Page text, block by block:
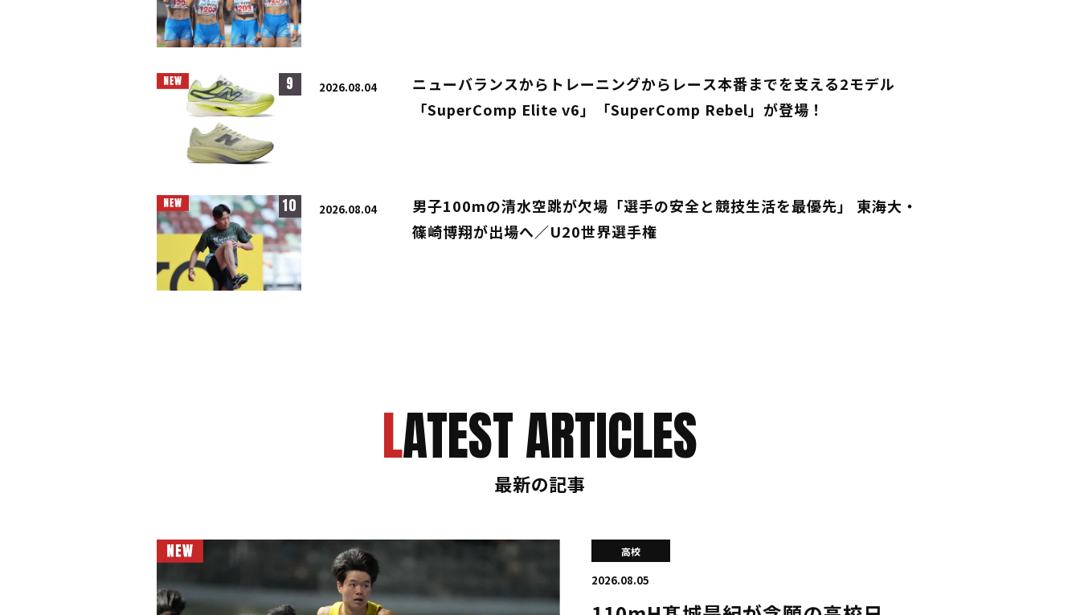
9 2026.08.04
ニューバランスからトレーニングからレース本番までを支える2モデル
「SuperComp Elite v6」「SuperComp Rebel」が登場！
10 2026.08.04
男子100mの清水空跳が欠場「選手の安全と競技生活を最優先」 東海大・
篠崎博翔が出場へ／U20世界選手権
LATEST ARTICLES
最新の記事
高校
2026.08.05